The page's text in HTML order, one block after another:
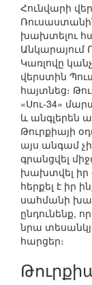
Հունվարի
խախտելու
Անկարայում
Կառլովը
վերստին
հայտնեց։
«Սու-34»
և անգլերեն
Թուրքիայի
այս անգամ
գրանցվել
խախտվել իր
հերքել է իր
սահմանի
ընդունենք,
նրա
հարցեր։